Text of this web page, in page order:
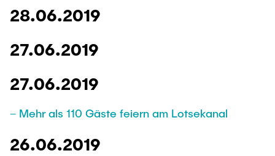
28.06.2019
27.06.2019
27.06.2019
– Mehr als 110 Gäste feiern am Lotsekanal
26.06.2019